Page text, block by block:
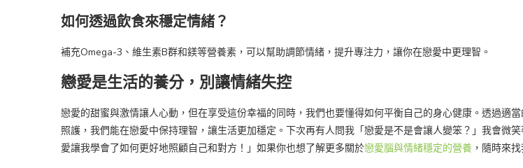
如何透過飲食來穩定情緒？
補充Omega-3、維生素B群和鎂等營養素，可以幫助調節情緒，提升專注力，讓你在戀愛中更理智。
戀愛是生活的養分，別讓情緒失控
戀愛的甜蜜與激情讓人心動，但在享受這份幸福的同時，我們也要懂得如何平衡自己的身心健康。透過適
照護，我們能在戀愛中保持理智，讓生活更加穩定。下次再有人問我「戀愛是不是會讓人變笨？」我會微
愛讓我學會了如何更好地照顧自己和對方！」如果你也想了解更多關於戀愛腦與情緒穩定的營養 ，隨時來